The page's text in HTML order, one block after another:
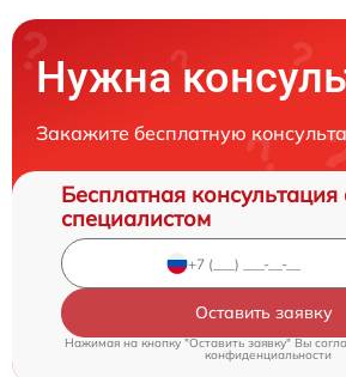
Нужна
Закажите бесплатную
Бесплатная консультация
специалистом
Оставить заявку
Нажимая на кнопку "Оставить заявку" Вы
конфиденциальности